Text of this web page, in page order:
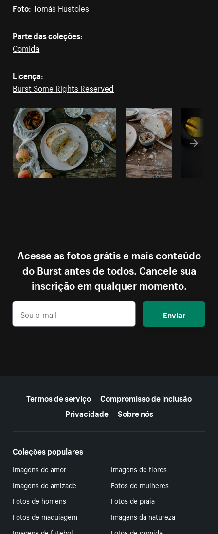
Foto:Tomáš Hustoles
Parte das coleções:
Comida
Licença:
Burst Some Rights Reserved
Acesse as fotos grátis e mais conteúdo
do Burst antes de todos. Cancele sua
inscrição em qualquer momento.
Enviar
Termos de serviço
Compromisso de inclusão
Privacidade
Sobre nós
Coleções populares
Imagens de amor
Imagens de flores
Imagens de amizade
Fotos de mulheres
Fotos de homens
Fotos de praia
Fotos de maquiagem
Imagens da natureza